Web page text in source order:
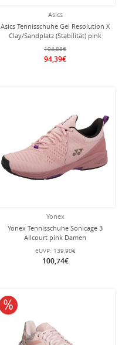
Asics
Asics Tennisschuhe Gel Resolution X
Clay/Sandplatz (Stabilität) pink
Damen
104,88€
94,39€
Yonex
Yonex Tennisschuhe Sonicage 3
Allcourt pink Damen
eUVP: 139,90€
100,74€
10% reduziert